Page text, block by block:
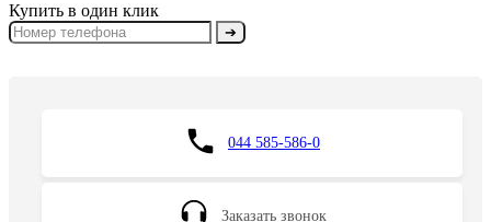
Купить в один клик
➔
044 585-586-0
Заказать звонок